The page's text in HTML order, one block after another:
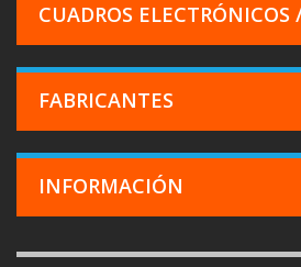
CUADROS ELECTRÓNICOS
FABRICANTES
INFORMACIÓN